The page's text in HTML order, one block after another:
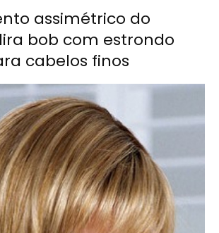
assimétrico do
bob com estrondo
cabelos finos